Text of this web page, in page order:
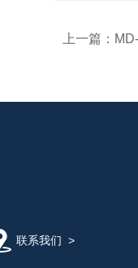
上一篇：
联系我们 >